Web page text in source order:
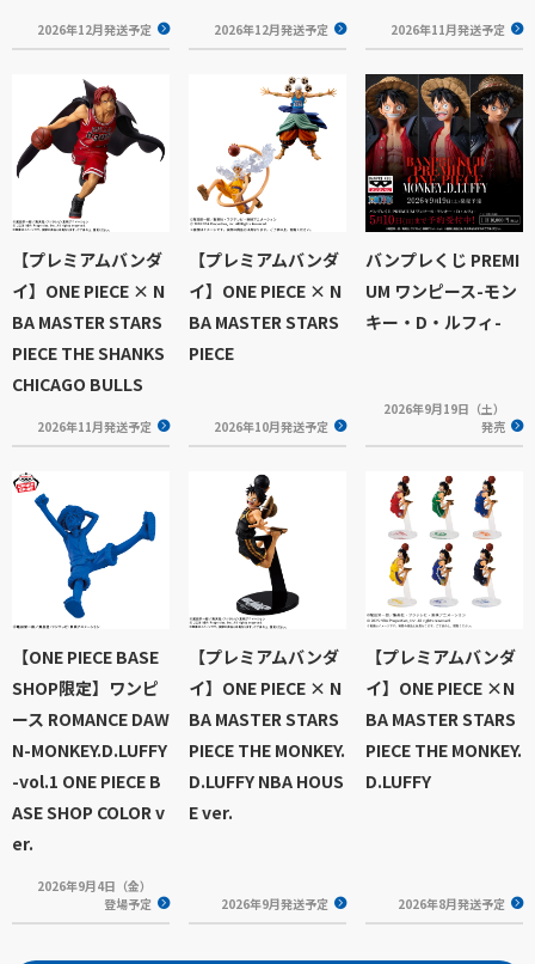
2026年12月発送予定 2026年12月発送予定 2026年11月発送予定
【プレミアムバンダ
イ】ONE PIECE × N
BA MASTER STARS
PIECE THE SHANKS
CHICAGO BULLS
2026年11月発送予定
【プレミアムバンダ
イ】ONE PIECE × N
BA MASTER STARS
PIECE
2026年10月発送予定
バンプレくじ PREMI
UM ワンピース-モン
キー・D・ルフィ-
2026年9月19日（土）
発売
【ONE PIECE BASE
SHOP限定】ワンピ
ース ROMANCE DAW
N-MONKEY.D.LUFFY
-vol.1 ONE PIECE B
ASE SHOP COLOR v
er.
2026年9月4日（金）
登場予定
【プレミアムバンダ
イ】ONE PIECE × N
BA MASTER STARS
PIECE THE MONKEY.
D.LUFFY NBA HOUS
E ver.
2026年9月発送予定
【プレミアムバンダ
イ】ONE PIECE ×N
BA MASTER STARS
PIECE THE MONKEY.
D.LUFFY
2026年8月発送予定